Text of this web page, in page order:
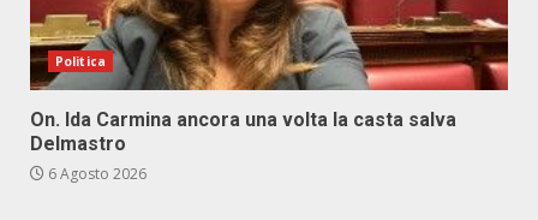
Politica
On. Ida Carmina ancora una volta la casta salva
Delmastro
6 Agosto 2026